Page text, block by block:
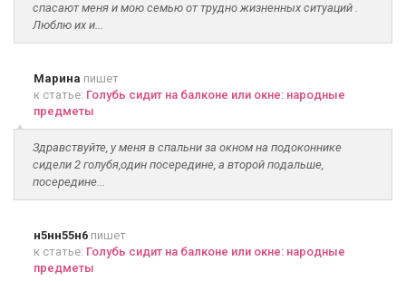
спасают меня и мою семью от трудно жизненных ситуаций .
Люблю их и...
Марина пишет
к статье: Голубь сидит на балконе или окне: народные
предметы
Здравствуйте, у меня в спальни за окном на подоконнике
сидели 2 голубя,один посередине, а второй подальше,
посередине...
н5нн55н6 пишет
к статье: Голубь сидит на балконе или окне: народные
предметы